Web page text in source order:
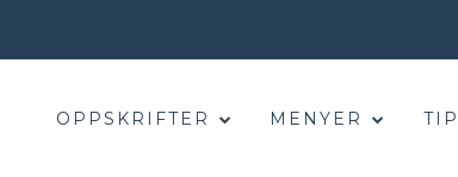
OPPSKRIFTER MENYER